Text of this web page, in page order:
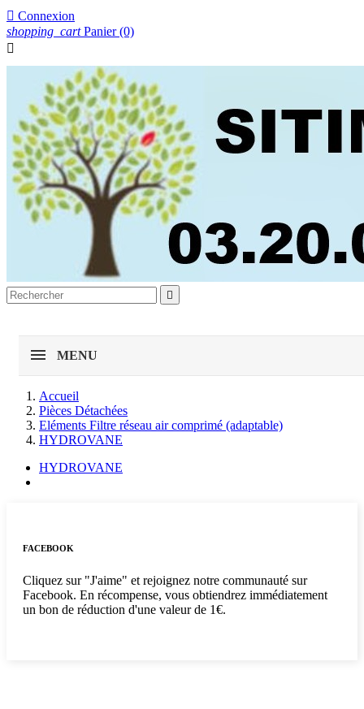
 Connexion
shopping_cart Panier (0)


MENU
Accueil
Pièces Détachées
Eléments Filtre réseau air comprimé (adaptable)
HYDROVANE
HYDROVANE
FACEBOOK
Cliquez sur "J'aime" et rejoignez notre communauté sur
Facebook. En récompense, vous obtiendrez immédiatement
un bon de réduction d'une valeur de 1€.